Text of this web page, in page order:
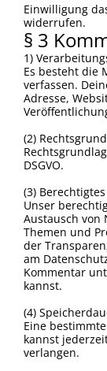
Einwilligung
widerrufen.
§ 3
1)
Es besteht die
verfassen.
Adresse,
(2)
DSGVO.
(3)
Unser
Austausch von
Themen und
der
am
Kommentar
kannst.
(4)
Eine
kannst
verlangen.